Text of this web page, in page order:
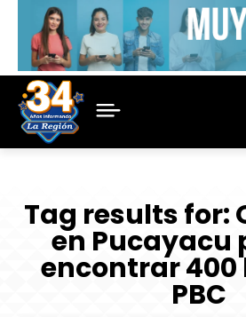
Tag results for:
en Pucayacu
encontrar 400
PBC